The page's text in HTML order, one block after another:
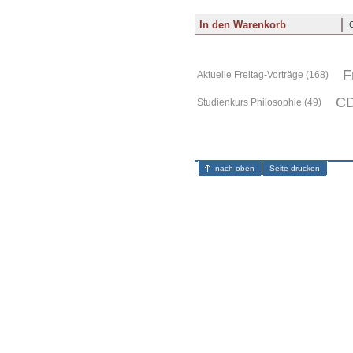
Aktuelle Freitag-Vorträge (168)
Studienkurs Philosophie (49)
nach oben Seite drucken